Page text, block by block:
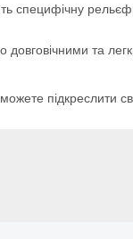
специфічну
та
підкреслити